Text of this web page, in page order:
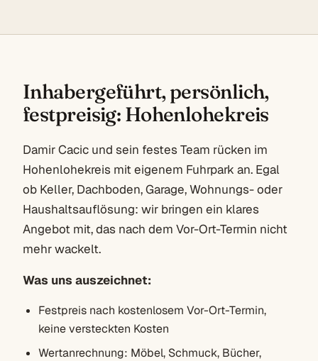
Inhabergeführt, persönlich,
festpreisig: Hohenlohekreis
Damir Cacic und sein festes Team rücken im
Hohenlohekreis mit eigenem Fuhrpark an. Egal
ob Keller, Dachboden, Garage, Wohnungs- oder
Haushaltsauflösung: wir bringen ein klares
Angebot mit, das nach dem Vor-Ort-Termin nicht
mehr wackelt.
Was uns auszeichnet:
Festpreis nach kostenlosem Vor-Ort-Termin,
keine versteckten Kosten
Wertanrechnung: Möbel, Schmuck, Bücher,